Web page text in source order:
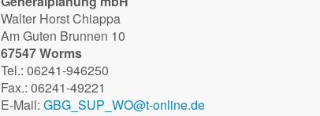
Walter Horst Chiappa
Am Guten Brunnen 10
67547 Worms
Tel.: 06241-946250
Fax.: 06241-49221
E-Mail: GBG_SUP_WO@t-online.de